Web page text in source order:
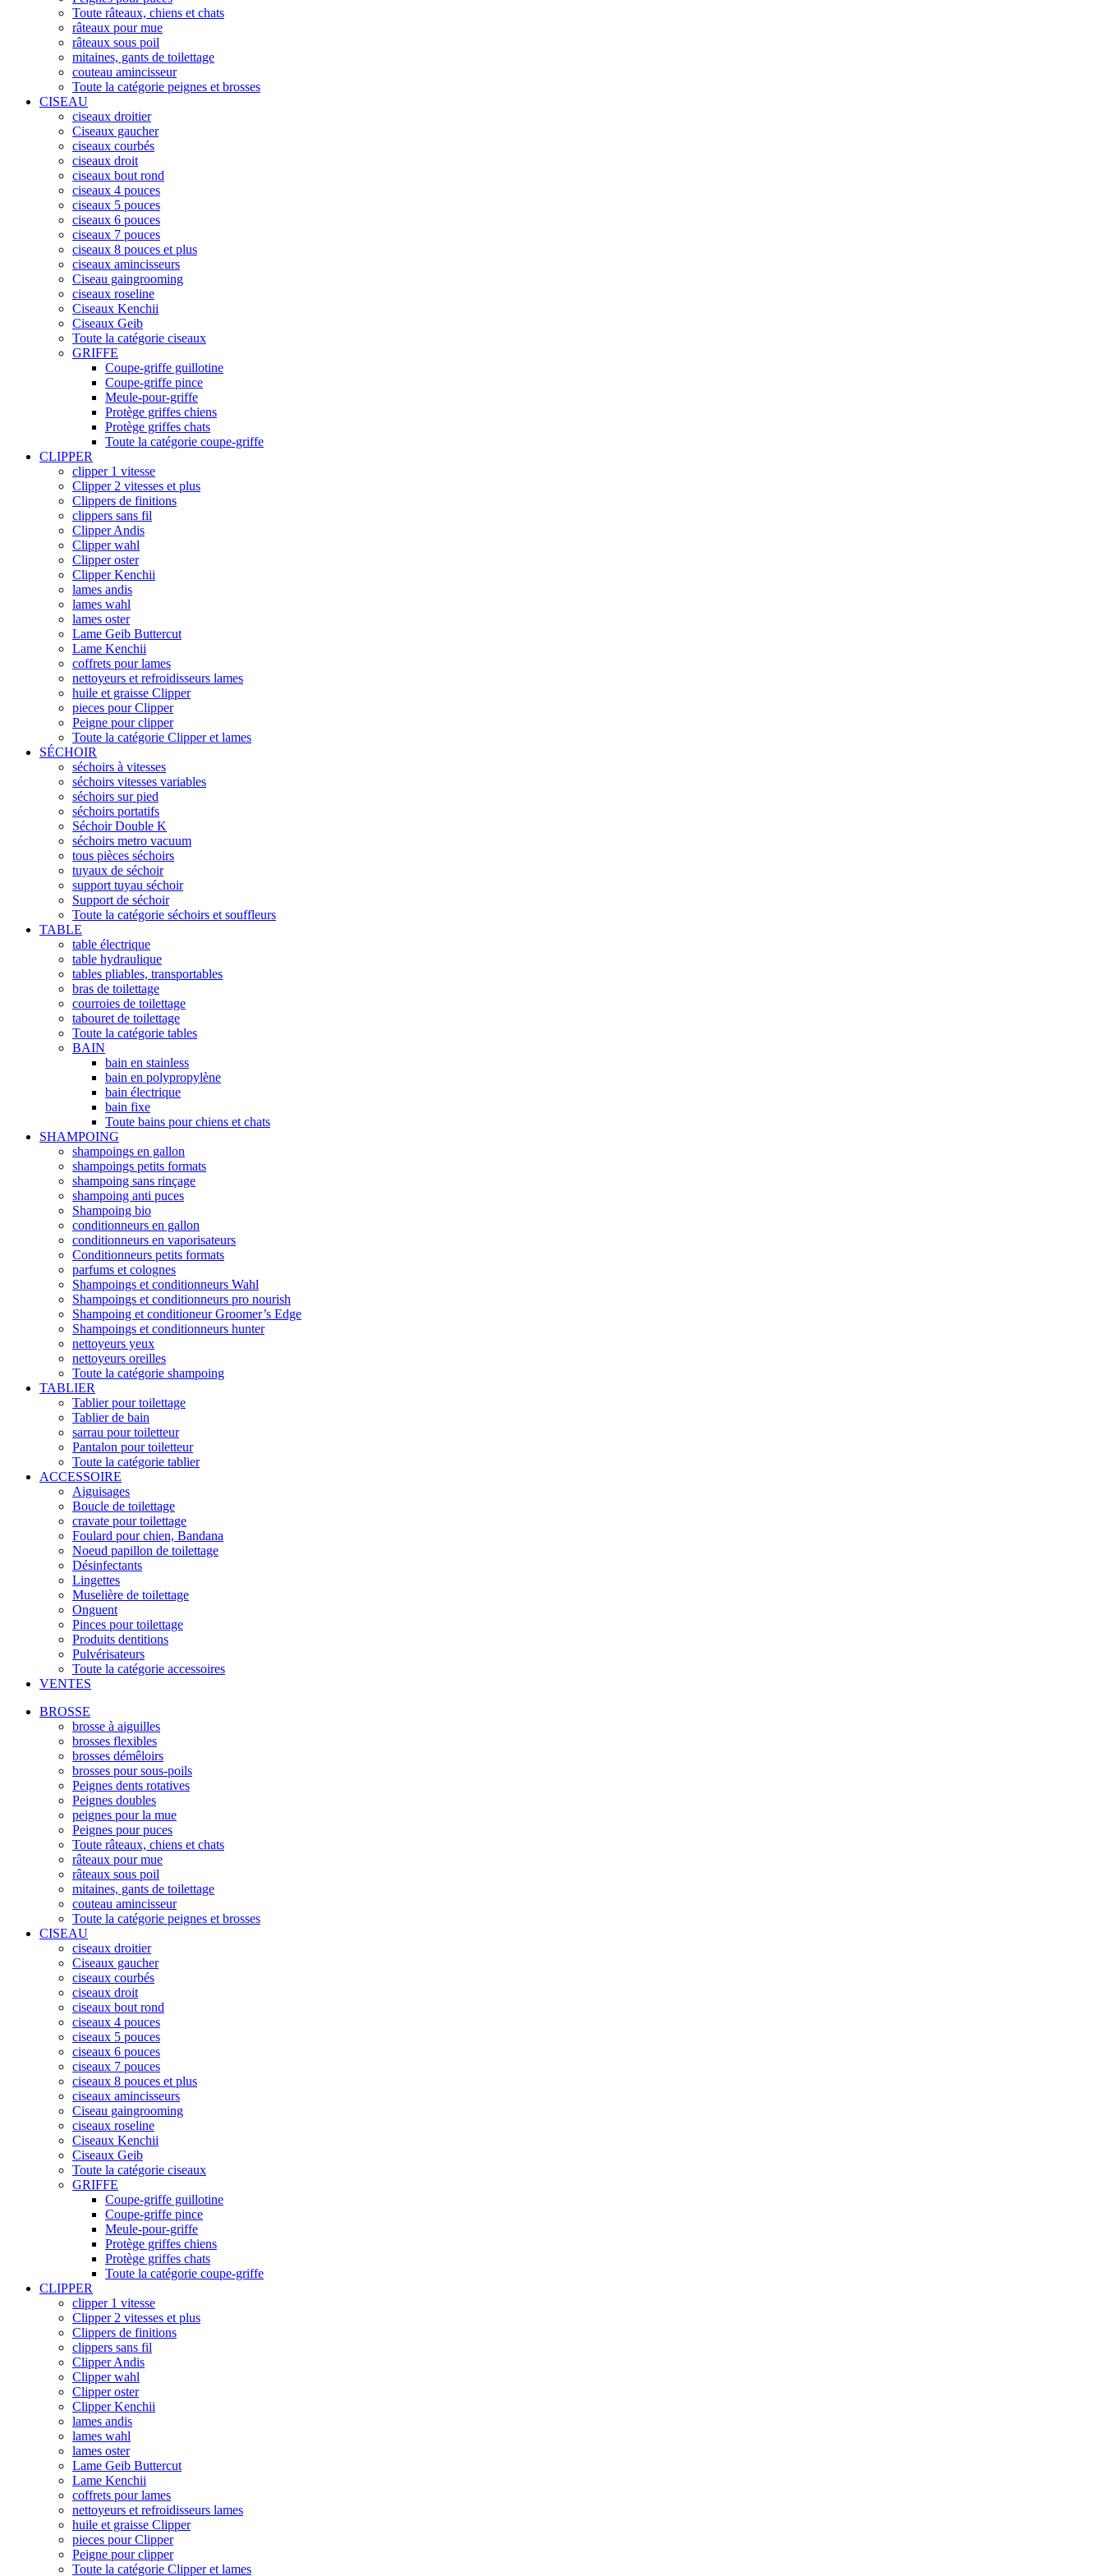
Toute râteaux, chiens et chats
râteaux pour mue
râteaux sous poil
mitaines, gants de toilettage
couteau amincisseur
Toute la catégorie peignes et brosses
CISEAU
ciseaux droitier
Ciseaux gaucher
ciseaux courbés
ciseaux droit
ciseaux bout rond
ciseaux 4 pouces
ciseaux 5 pouces
ciseaux 6 pouces
ciseaux 7 pouces
ciseaux 8 pouces et plus
ciseaux amincisseurs
Ciseau gaingrooming
ciseaux roseline
Ciseaux Kenchii
Ciseaux Geib
Toute la catégorie ciseaux
GRIFFE
Coupe-griffe guillotine
Coupe-griffe pince
Meule-pour-griffe
Protège griffes chiens
Protège griffes chats
Toute la catégorie coupe-griffe
CLIPPER
clipper 1 vitesse
Clipper 2 vitesses et plus
Clippers de finitions
clippers sans fil
Clipper Andis
Clipper wahl
Clipper oster
Clipper Kenchii
lames andis
lames wahl
lames oster
Lame Geib Buttercut
Lame Kenchii
coffrets pour lames
nettoyeurs et refroidisseurs lames
huile et graisse Clipper
pieces pour Clipper
Peigne pour clipper
Toute la catégorie Clipper et lames
SÉCHOIR
séchoirs à vitesses
séchoirs vitesses variables
séchoirs sur pied
séchoirs portatifs
Séchoir Double K
séchoirs metro vacuum
tous pièces séchoirs
tuyaux de séchoir
support tuyau séchoir
Support de séchoir
Toute la catégorie séchoirs et souffleurs
TABLE
table électrique
table hydraulique
tables pliables, transportables
bras de toilettage
courroies de toilettage
tabouret de toilettage
Toute la catégorie tables
BAIN
bain en stainless
bain en polypropylène
bain électrique
bain fixe
Toute bains pour chiens et chats
SHAMPOING
shampoings en gallon
shampoings petits formats
shampoing sans rinçage
shampoing anti puces
Shampoing bio
conditionneurs en gallon
conditionneurs en vaporisateurs
Conditionneurs petits formats
parfums et colognes
Shampoings et conditionneurs Wahl
Shampoings et conditionneurs pro nourish
Shampoing et conditioneur Groomer’s Edge
Shampoings et conditionneurs hunter
nettoyeurs yeux
nettoyeurs oreilles
Toute la catégorie shampoing
TABLIER
Tablier pour toilettage
Tablier de bain
sarrau pour toiletteur
Pantalon pour toiletteur
Toute la catégorie tablier
ACCESSOIRE
Aiguisages
Boucle de toilettage
cravate pour toilettage
Foulard pour chien, Bandana
Noeud papillon de toilettage
Désinfectants
Lingettes
Muselière de toilettage
Onguent
Pinces pour toilettage
Produits dentitions
Pulvérisateurs
Toute la catégorie accessoires
VENTES
BROSSE
brosse à aiguilles
brosses flexibles
brosses démêloirs
brosses pour sous-poils
Peignes dents rotatives
Peignes doubles
peignes pour la mue
Peignes pour puces
Toute râteaux, chiens et chats
râteaux pour mue
râteaux sous poil
mitaines, gants de toilettage
couteau amincisseur
Toute la catégorie peignes et brosses
CISEAU
ciseaux droitier
Ciseaux gaucher
ciseaux courbés
ciseaux droit
ciseaux bout rond
ciseaux 4 pouces
ciseaux 5 pouces
ciseaux 6 pouces
ciseaux 7 pouces
ciseaux 8 pouces et plus
ciseaux amincisseurs
Ciseau gaingrooming
ciseaux roseline
Ciseaux Kenchii
Ciseaux Geib
Toute la catégorie ciseaux
GRIFFE
Coupe-griffe guillotine
Coupe-griffe pince
Meule-pour-griffe
Protège griffes chiens
Protège griffes chats
Toute la catégorie coupe-griffe
CLIPPER
clipper 1 vitesse
Clipper 2 vitesses et plus
Clippers de finitions
clippers sans fil
Clipper Andis
Clipper wahl
Clipper oster
Clipper Kenchii
lames andis
lames wahl
lames oster
Lame Geib Buttercut
Lame Kenchii
coffrets pour lames
nettoyeurs et refroidisseurs lames
huile et graisse Clipper
pieces pour Clipper
Peigne pour clipper
Toute la catégorie Clipper et lames